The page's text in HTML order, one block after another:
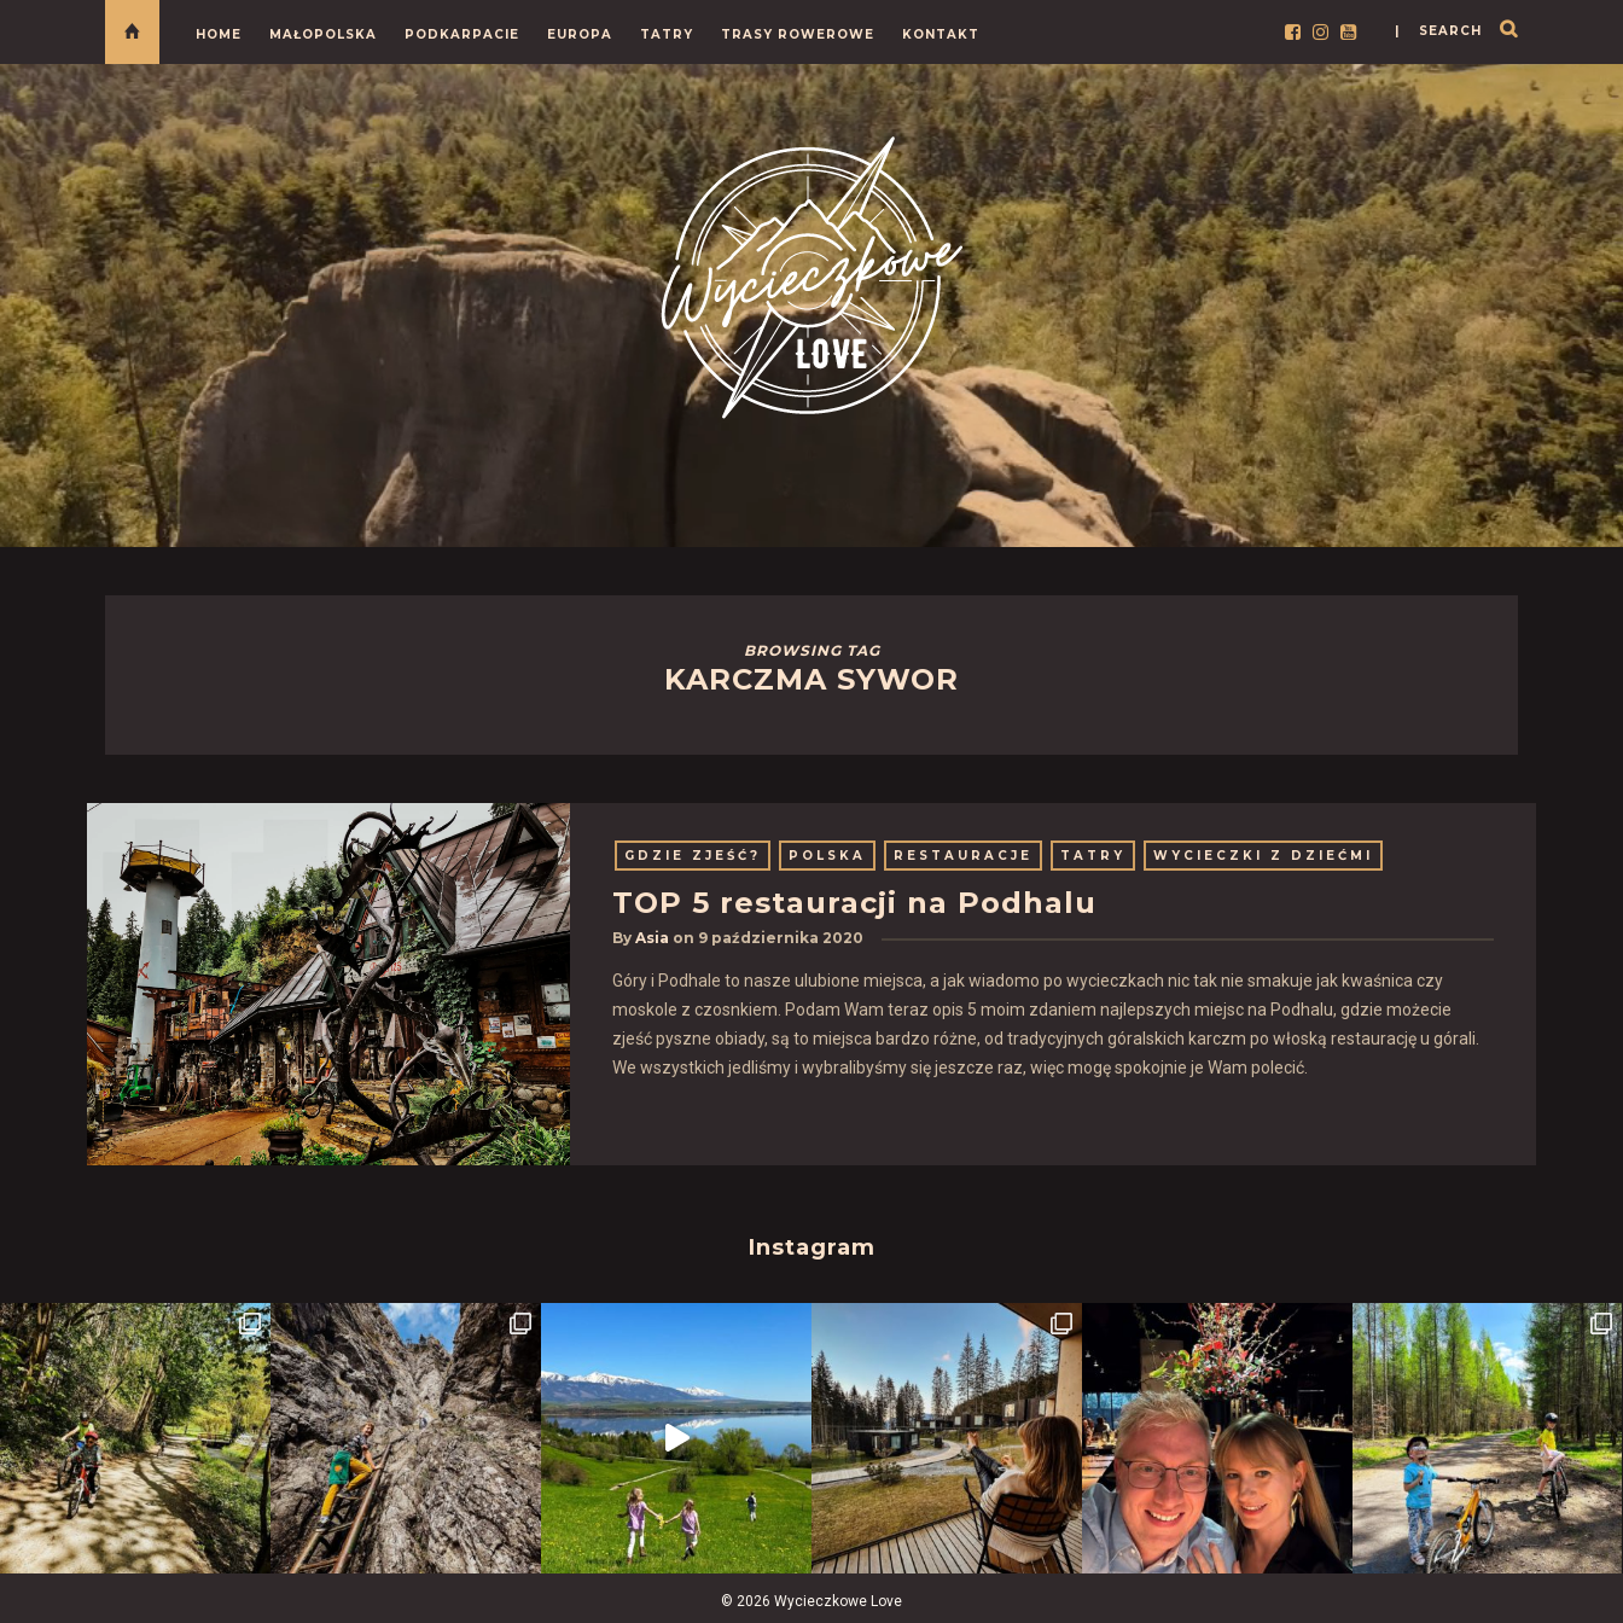
| SEARCH
HOME MAŁOPOLSKA PODKARPACIE EUROPA TATRY TRASY ROWEROWE KONTAKT
BROWSING TAG
KARCZMA SYWOR
GDZIE ZJEŚĆ? POLSKA RESTAURACJE TATRY WYCIECZKI Z DZIEĆMI
TOP 5 restauracji na Podhalu
By Asia on 9 października 2020
Góry i Podhale to nasze ulubione miejsca, a jak wiadomo po wycieczkach nic tak nie smakuje jak kwaśnica czy
moskole z czosnkiem. Podam Wam teraz opis 5 moim zdaniem najlepszych miejsc na Podhalu, gdzie możecie
zjeść pyszne obiady, są to miejsca bardzo różne, od tradycyjnych góralskich karczm po włoską restaurację u górali.
We wszystkich jedliśmy i wybralibyśmy się jeszcze raz, więc mogę spokojnie je Wam polecić.
Instagram
© 2026 Wycieczkowe Love